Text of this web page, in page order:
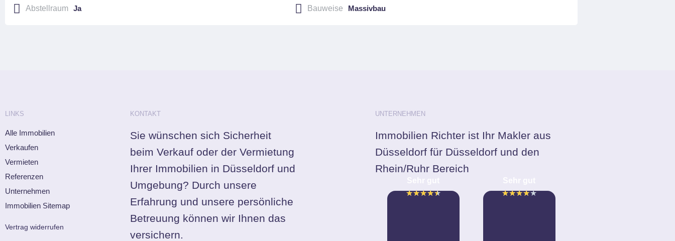
Abstellraum Ja Bauweise Massivbau
LINKS
Alle Immobilien
Verkaufen
Vermieten
Referenzen
Unternehmen
Immobilien Sitemap
Vertrag widerrufen
KONTAKT
Sie wünschen sich Sicherheit
beim Verkauf oder der Vermietung
Ihrer Immobilien in Düsseldorf und
Umgebung? Durch unsere
Erfahrung und unsere persönliche
Betreuung können wir Ihnen das
versichern.
UNTERNEHMEN
Immobilien Richter ist Ihr Makler aus
Düsseldorf für Düsseldorf und den
Rhein/Ruhr Bereich
★★★★★
★★★★★